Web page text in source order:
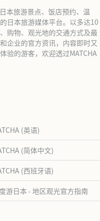
本旅游景点、饭店预约、温
日本旅游媒体平台。以多达10
购物、观光地的交通方式及最
企业的官方资讯，内容即时又
验的游客，欢迎透过MATCHA
(英语)
(简体中文)
(西班牙语)
游日本 - 地区观光官方指南